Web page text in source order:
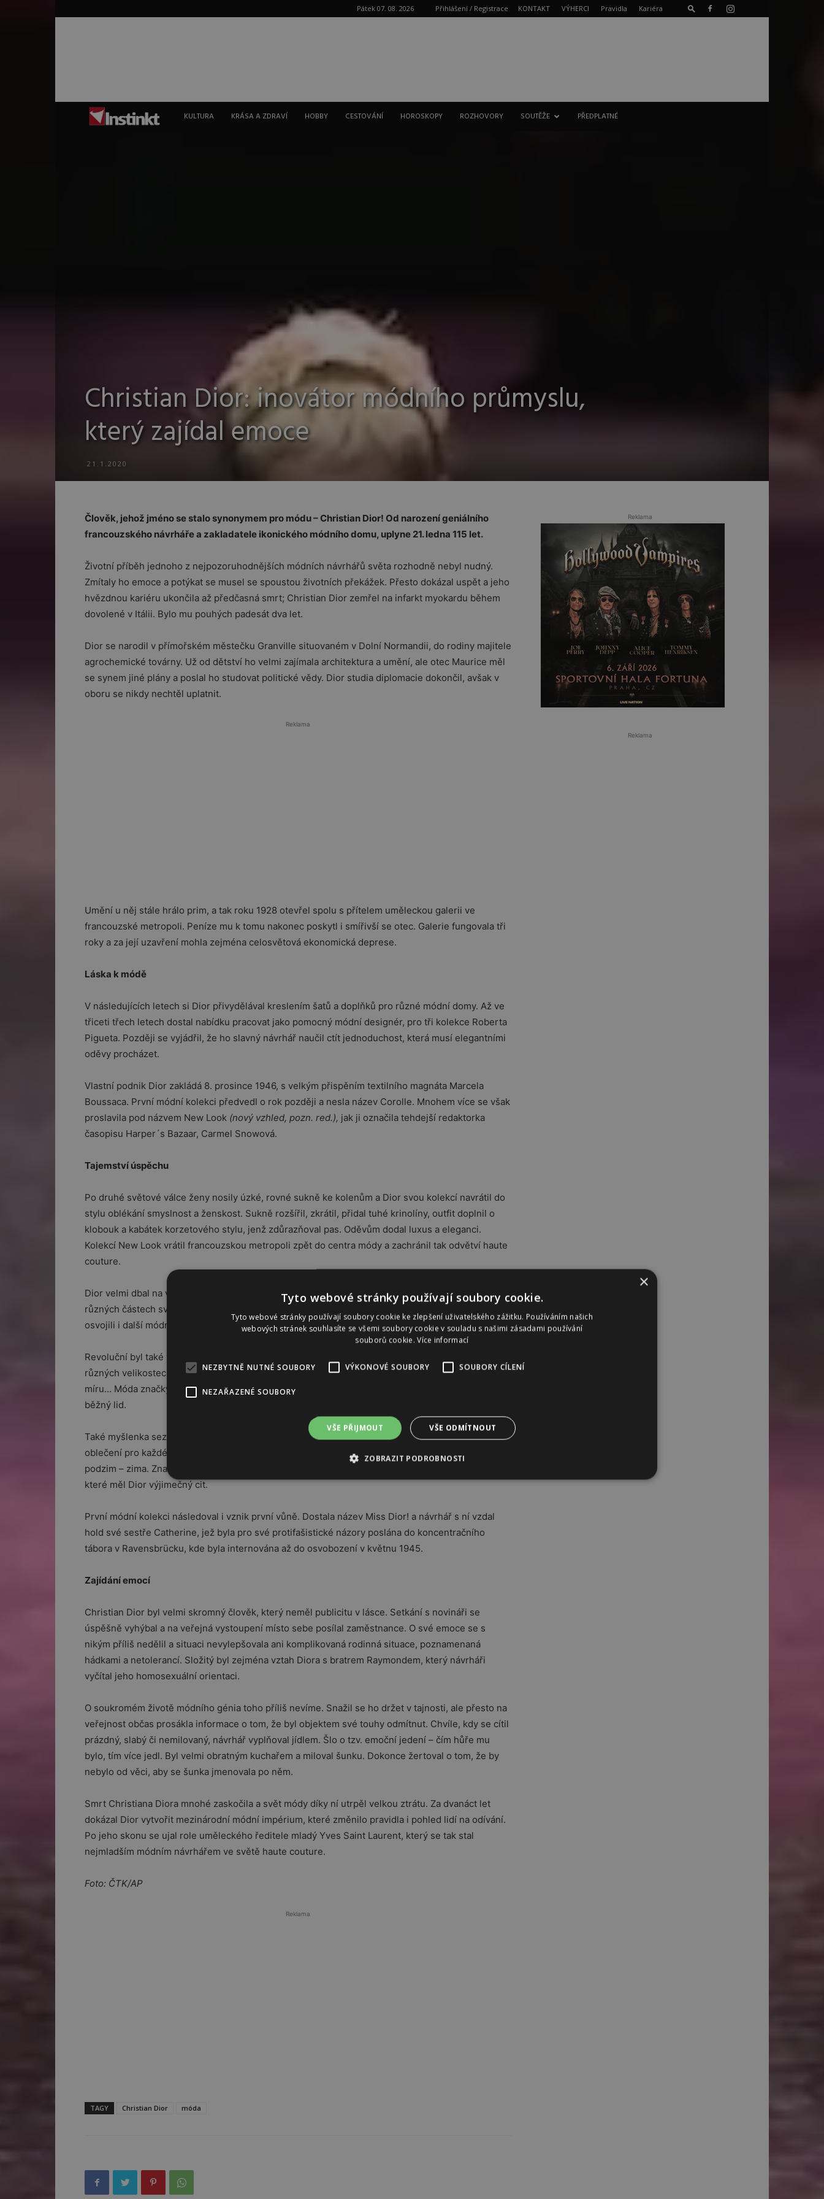
Pátek 07. 08. 2026 Přihlášení / Registrace KONTAKT VÝHERCI Pravidla Kariéra
Instinkt
KULTURA KRÁSA A ZDRAVÍ HOBBY CESTOVÁNÍ HOROSKOPY ROZHOVORY SOUTĚŽE PŘEDPLATNÉ
Christian Dior: inovátor módního průmyslu,
který zajídal emoce
21.1.2020
Člověk, jehož jméno se stalo synonymem pro módu – Christian Dior! Od narození geniálního
francouzského návrháře a zakladatele ikonického módního domu, uplyne 21. ledna 115 let.
Životní příběh jednoho z nejpozoruhodnějších módních návrhářů světa rozhodně nebyl nudný.
Zmítaly ho emoce a potýkat se musel se spoustou životních překážek. Přesto dokázal uspět a jeho
hvězdnou kariéru ukončila až předčasná smrt; Christian Dior zemřel na infarkt myokardu během
dovolené v Itálii. Bylo mu pouhých padesát dva let.
Dior se narodil v přímořském městečku Granville situovaném v Dolní Normandii, do rodiny majitele
agrochemické továrny. Už od dětství ho velmi zajímala architektura a umění, ale otec Maurice měl
se synem jiné plány a poslal ho studovat politické vědy. Dior studia diplomacie dokončil, avšak v
oboru se nikdy nechtěl uplatnit.
Reklama
Umění u něj stále hrálo prim, a tak roku 1928 otevřel spolu s přítelem uměleckou galerii ve
francouzské metropoli. Peníze mu k tomu nakonec poskytl i smířivší se otec. Galerie fungovala tři
roky a za její uzavření mohla zejména celosvětová ekonomická deprese.
Láska k módě
V následujících letech si Dior přivydělával kreslením šatů a doplňků pro různé módní domy. Až ve
třiceti třech letech dostal nabídku pracovat jako pomocný módní designér, pro tři kolekce Roberta
Pigueta. Později se vyjádřil, že ho slavný návrhář naučil ctít jednoduchost, která musí elegantními
oděvy procházet.
Vlastní podnik Dior zakládá 8. prosince 1946, s velkým přispěním textilního magnáta Marcela
Boussaca. První módní kolekci předvedl o rok později a nesla název Corolle. Mnohem více se však
proslavila pod názvem New Look (nový vzhled, pozn. red.), jak ji označila tehdejší redaktorka
časopisu Harper´s Bazaar, Carmel Snowová.
Tajemství úspěchu
Po druhé světové válce ženy nosily úzké, rovné sukně ke kolenům a Dior svou kolekcí navrátil do
stylu oblékání smyslnost a ženskost. Sukně rozšířil, zkrátil, přidal tuhé krinolíny, outfit doplnil o
klobouk a kabátek korzetového stylu, jenž zdůrazňoval pas. Oděvům dodal luxus a eleganci.
Kolekcí New Look vrátil francouzskou metropoli zpět do centra módy a zachránil tak odvětví haute
couture.
Dior velmi dbal na vysokou kvalitu oděvů i doplňků, které proto nevyráběl na jednom místě, ale v
různých částech světa. Zprvu za to sklidil velkou kritiku, ale později si podobný způsob výroby
osvojili i další módní domy.
Revoluční byl také ve způsobu prodeje svých kolekcí. Jednotlivé kusy oblečení se vyráběly v
různých velikostech a daly se zakoupit v obchodech. Do té doby byla většina oděvů vyráběna na
míru… Móda značky Dior se skvěle prodávala po celém světě, kupovaly ji významné osobnosti i
běžný lid.
Také myšlenka sezónních kolekcí se zrodila v hlavě slavného návrháře. Ten původně připravoval
oblečení pro každé ze čtyř ročních období zvlášť. Později byla zavedena praxe kolekcí jaro – léto a
podzim – zima. Značka Dior rozšířila svou působnost i do světa kosmetiky a luxusních vůní, pro
které měl Dior výjimečný cit.
První módní kolekci následoval i vznik první vůně. Dostala název Miss Dior! a návrhář s ní vzdal
hold své sestře Catherine, jež byla pro své protifašistické názory poslána do koncentračního
tábora v Ravensbrücku, kde byla internována až do osvobození v květnu 1945.
Zajídání emocí
Christian Dior byl velmi skromný člověk, který neměl publicitu v lásce. Setkání s novináři se
úspěšně vyhýbal a na veřejná vystoupení místo sebe posílal zaměstnance. O své emoce se s
nikým příliš nedělil a situaci nevylepšovala ani komplikovaná rodinná situace, poznamenaná
hádkami a netolerancí. Složitý byl zejména vztah Diora s bratrem Raymondem, který návrháři
vyčítal jeho homosexuální orientaci.
O soukromém životě módního génia toho příliš nevíme. Snažil se ho držet v tajnosti, ale přesto na
veřejnost občas prosákla informace o tom, že byl objektem své touhy odmítnut. Chvíle, kdy se cítil
prázdný, slabý či nemilovaný, návrhář vyplňoval jídlem. Šlo o tzv. emoční jedení – čím hůře mu
bylo, tím více jedl. Byl velmi obratným kuchařem a miloval šunku. Dokonce žertoval o tom, že by
nebylo od věci, aby se šunka jmenovala po něm.
Smrt Christiana Diora mnohé zaskočila a svět módy díky ní utrpěl velkou ztrátu. Za dvanáct let
dokázal Dior vytvořit mezinárodní módní impérium, které změnilo pravidla i pohled lidí na odívání.
Po jeho skonu se ujal role uměleckého ředitele mladý Yves Saint Laurent, který se tak stal
nejmladším módním návrhářem ve světě haute couture.
Foto: ČTK/AP
Reklama
TAGY Christian Dior móda
Reklama
Reklama
×
Tyto webové stránky používají soubory cookie.
Tyto webové stránky používají soubory cookie ke zlepšení uživatelského zážitku. Používáním našich
webových stránek souhlasíte se všemi soubory cookie v souladu s našimi zásadami používání
souborů cookie.Více informací
NEZBYTNĚ NUTNÉ SOUBORY VÝKONOVÉ SOUBORY SOUBORY CÍLENÍ
NEZAŘAZENÉ SOUBORY
VŠE PŘIJMOUT VŠE ODMÍTNOUT
ZOBRAZIT PODROBNOSTI